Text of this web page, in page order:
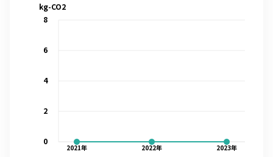
2021年 2022年 2023年
0
2
4
6
8
kg-CO2